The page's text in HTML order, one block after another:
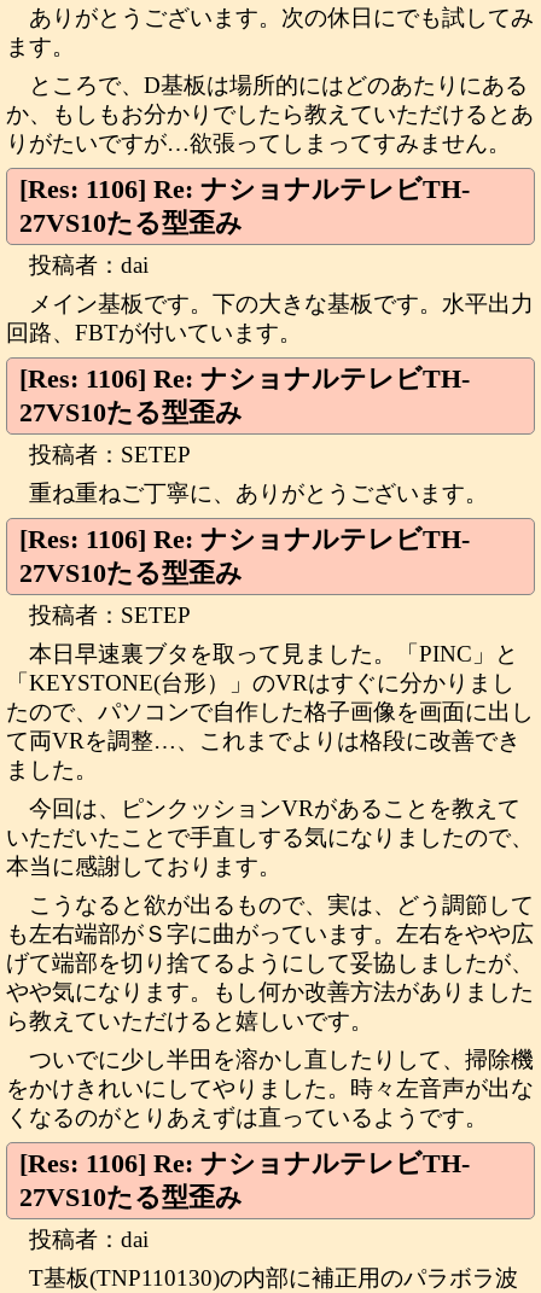
ありがとうございます。次の休日にでも試してみ
ます。
ところで、D基板は場所的にはどのあたりにある
か、もしもお分かりでしたら教えていただけるとあ
りがたいですが…欲張ってしまってすみません。
[Res: 1106] Re: ナショナルテレビTH-
27VS10たる型歪み
投稿者：dai
メイン基板です。下の大きな基板です。水平出力
回路、FBTが付いています。
[Res: 1106] Re: ナショナルテレビTH-
27VS10たる型歪み
投稿者：SETEP
重ね重ねご丁寧に、ありがとうございます。
[Res: 1106] Re: ナショナルテレビTH-
27VS10たる型歪み
投稿者：SETEP
本日早速裏ブタを取って見ました。「PINC」と
「KEYSTONE(台形）」のVRはすぐに分かりまし
たので、パソコンで自作した格子画像を画面に出し
て両VRを調整…、これまでよりは格段に改善でき
ました。
今回は、ピンクッションVRがあることを教えて
いただいたことで手直しする気になりましたので、
本当に感謝しております。
こうなると欲が出るもので、実は、どう調節して
も左右端部がＳ字に曲がっています。左右をやや広
げて端部を切り捨てるようにして妥協しましたが、
やや気になります。もし何か改善方法がありました
ら教えていただけると嬉しいです。
ついでに少し半田を溶かし直したりして、掃除機
をかけきれいにしてやりました。時々左音声が出な
くなるのがとりあえずは直っているようです。
[Res: 1106] Re: ナショナルテレビTH-
27VS10たる型歪み
投稿者：dai
T基板(TNP110130)の内部に補正用のパラボラ波